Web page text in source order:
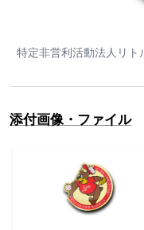
特定非営利活動法人リト
添付画像・ファイル